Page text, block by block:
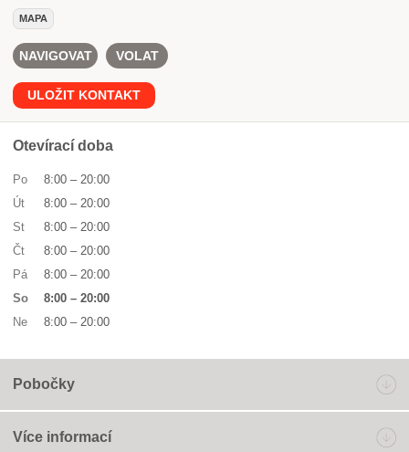
MAPA
NAVIGOVAT VOLAT
ULOŽIT KONTAKT
Otevírací doba
Po 8:00 – 20:00
Út
8:00 – 20:00
St
8:00 – 20:00
Čt
8:00 – 20:00
Pá
8:00 – 20:00
So
8:00 – 20:00
Ne
8:00 – 20:00
Pobočky
Více informací